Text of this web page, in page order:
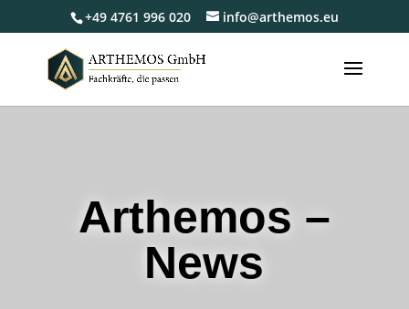
+49 4761 996 020 info@arthemos.eu
Arthemos –
News